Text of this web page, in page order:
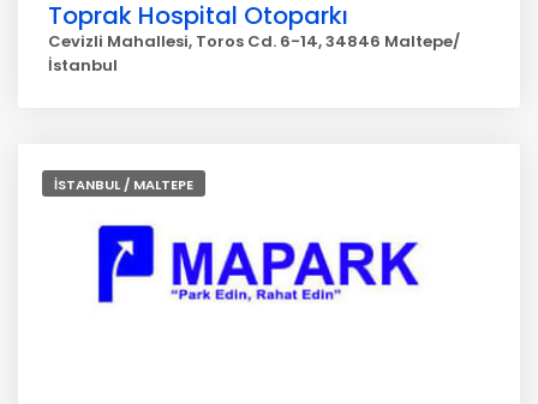
Toprak Hospital Otoparkı
Cevizli Mahallesi, Toros Cd. 6-14, 34846 Maltepe/
İstanbul
İSTANBUL / MALTEPE